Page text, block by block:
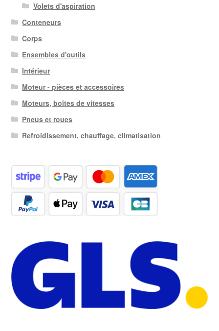
Volets d'aspiration
Conteneurs
Corps
Ensembles d'outils
Intérieur
Moteur - pièces et accessoires
Moteurs, boîtes de vitesses
Pneus et roues
Refroidissement, chauffage, climatisation